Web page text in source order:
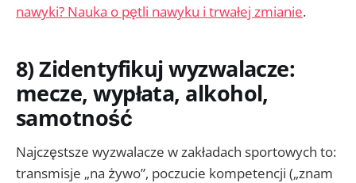
nawyki? Nauka o pętli nawyku i trwałej zmianie.
8) Zidentyfikuj wyzwalacze:
mecze, wypłata, alkohol,
samotność
Najczęstsze wyzwalacze w zakładach sportowych to:
transmisje „na żywo”, poczucie kompetencji („znam